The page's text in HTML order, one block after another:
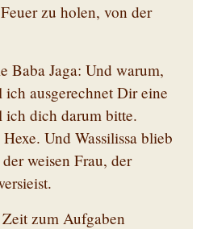
zu holen, von der
Baba Jaga: Und warum,
ausgerechnet Dir eine
ich dich darum bitte.
Und Wassilissa blieb
weisen Frau, der
zum Aufgaben